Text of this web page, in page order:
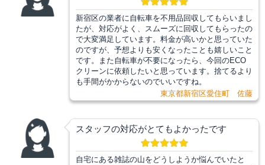
新宿区の業者に自転車を不用品回収してもらいまし
たが、対応がよく、スムーズに回収してもらったの
で大変満足しています。料金が高いかと思っていた
のですが、予想よりも安くなったことも嬉しいこと
です。また自転車が不要になったら、今回のECO
クリーンに依頼したいと思っています。捨てるより
も手間がかからないのでいいですね。
東京都新宿区愛住町 佐藤
スタッフの対応がとてもよかったです
自宅にある雑誌の山をどうしようか悩んでいたと